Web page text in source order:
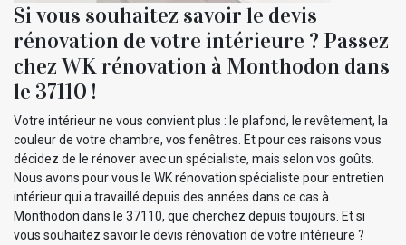
Si vous souhaitez savoir le devis
rénovation de votre intérieure ? Passez
chez WK rénovation à Monthodon dans
le 37110 !
Votre intérieur ne vous convient plus : le plafond, le revêtement, la
couleur de votre chambre, vos fenêtres. Et pour ces raisons vous
décidez de le rénover avec un spécialiste, mais selon vos goûts.
Nous avons pour vous le WK rénovation spécialiste pour entretien
intérieur qui a travaillé depuis des années dans ce cas à
Monthodon dans le 37110, que cherchez depuis toujours. Et si
vous souhaitez savoir le devis rénovation de votre intérieure ?